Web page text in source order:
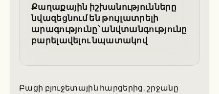
Քաղաքային իշխանությունները
նվազեցնում են թույլատրելի
արագությունը՝ անվտանգությունը
բարելավելու նպատակով
Բացի բյուջետային հարցերից, շրջանը